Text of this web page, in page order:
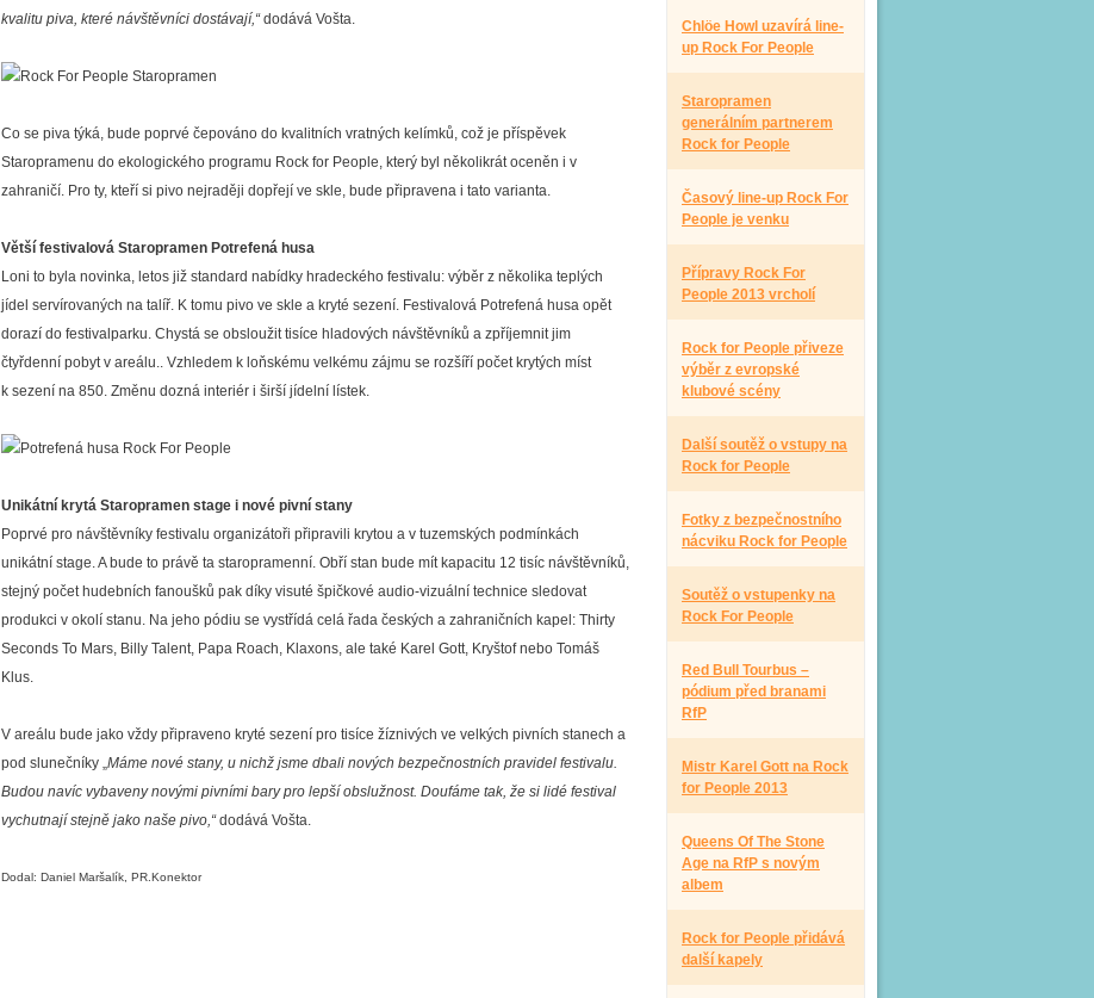
kvalitu piva, které návštěvníci dostávají,“dodává Vošta.
Co se piva týká, bude poprvé čepováno do kvalitních vratných kelímků, což je příspěvek
Staropramenu do ekologického programu Rock for People, který byl několikrát oceněn i v
zahraničí. Pro ty, kteří si pivo nejraději dopřejí ve skle, bude připravena i tato varianta.
Větší festivalová Staropramen Potrefená husa
Loni to byla novinka, letos již standard nabídky hradeckého festivalu: výběr z několika teplých
jídel servírovaných na talíř. K tomu pivo ve skle a kryté sezení. Festivalová Potrefená husa opět
dorazí do festivalparku. Chystá se obsloužit tisíce hladových návštěvníků a zpříjemnit jim
čtyřdenní pobyt v areálu.. Vzhledem k loňskému velkému zájmu se rozšíří počet krytých míst
k sezení na 850. Změnu dozná interiér i širší jídelní lístek.
Unikátní krytá Staropramen stage i nové pivní stany
Poprvé pro návštěvníky festivalu organizátoři připravili krytou a v tuzemských podmínkách
unikátní stage. A bude to právě ta staropramenní. Obří stan bude mít kapacitu 12 tisíc návštěvníků,
stejný počet hudebních fanoušků pak díky visuté špičkové audio-vizuální technice sledovat
produkci v okolí stanu. Na jeho pódiu se vystřídá celá řada českých a zahraničních kapel: Thirty
Seconds To Mars, Billy Talent, Papa Roach, Klaxons, ale také Karel Gott, Kryštof nebo Tomáš
Klus.
V areálu bude jako vždy připraveno kryté sezení pro tisíce žíznivých ve velkých pivních stanech a
pod slunečníky „Máme nové stany, u nichž jsme dbali nových bezpečnostních pravidel festivalu.
Budou navíc vybaveny novými pivními bary pro lepší obslužnost. Doufáme tak, že si lidé festival
vychutnají stejně jako naše pivo,“dodává Vošta.
Dodal: Daniel Maršalík, PR.Konektor
Chlöe Howl uzavírá line-
up Rock For People
Staropramen
generálním partnerem
Rock for People
Časový line-up Rock For
People je venku
Přípravy Rock For
People 2013 vrcholí
Rock for People přiveze
výběr z evropské
klubové scény
Další soutěž o vstupy na
Rock for People
Fotky z bezpečnostního
nácviku Rock for People
Soutěž o vstupenky na
Rock For People
Red Bull Tourbus –
pódium před branami
RfP
Mistr Karel Gott na Rock
for People 2013
Queens Of The Stone
Age na RfP s novým
albem
Rock for People přidává
další kapely